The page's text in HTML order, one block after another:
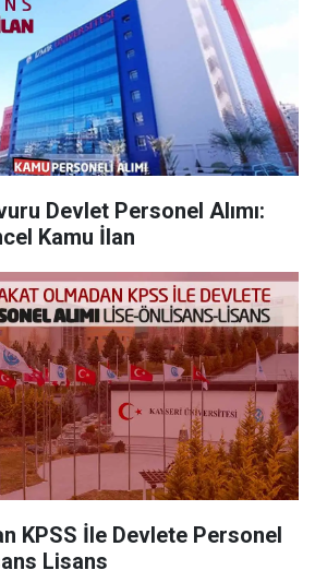
Devlet Personel Alımı:
Kamu İlan
KPSS İle Devlete Personel
Lisans